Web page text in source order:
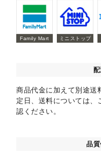
Family Mart ミニストップ
商品代金に加えて別途送
定日、送料については、
認ください。
品